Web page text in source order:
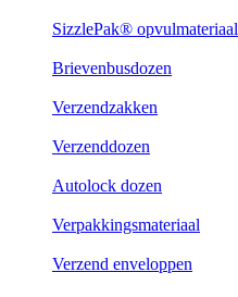
SizzlePak® opvulmateriaal
Brievenbusdozen
Verzendzakken
Verzenddozen
Autolock dozen
Verpakkingsmateriaal
Verzend enveloppen